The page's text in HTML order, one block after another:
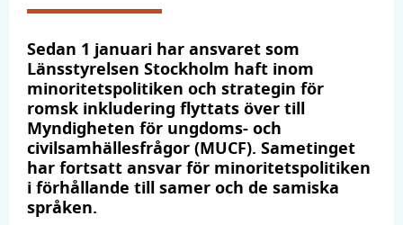
Sedan 1 januari har ansvaret som
Länsstyrelsen Stockholm haft inom
minoritetspolitiken och strategin för
romsk inkludering flyttats över till
Myndigheten för ungdoms- och
civilsamhällesfrågor (MUCF). Sametinget
har fortsatt ansvar för minoritetspolitiken
i förhållande till samer och de samiska
språken.